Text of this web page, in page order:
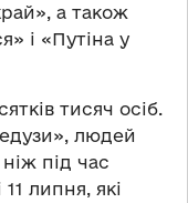
а також
і «Путіна у
тисяч осіб.
людей
під час
липня, які